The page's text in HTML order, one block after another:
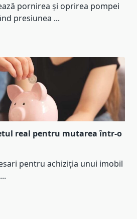
pornirea și oprirea pompei
presiunea ...
real pentru mutarea într-o
pentru achiziția unui imobil
...